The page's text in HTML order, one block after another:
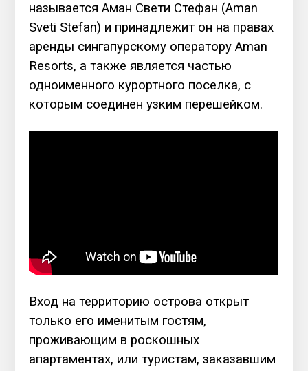
называется Аман Свети Стефан (Aman
Sveti Stefan) и принадлежит он на правах
аренды сингапурскому оператору Aman
Resorts, а также является частью
одноименного курортного поселка, с
которым соединен узким перешейком.
Вход на территорию острова открыт
только его именитым гостям,
проживающим в роскошных
апартаментах, или туристам, заказавшим